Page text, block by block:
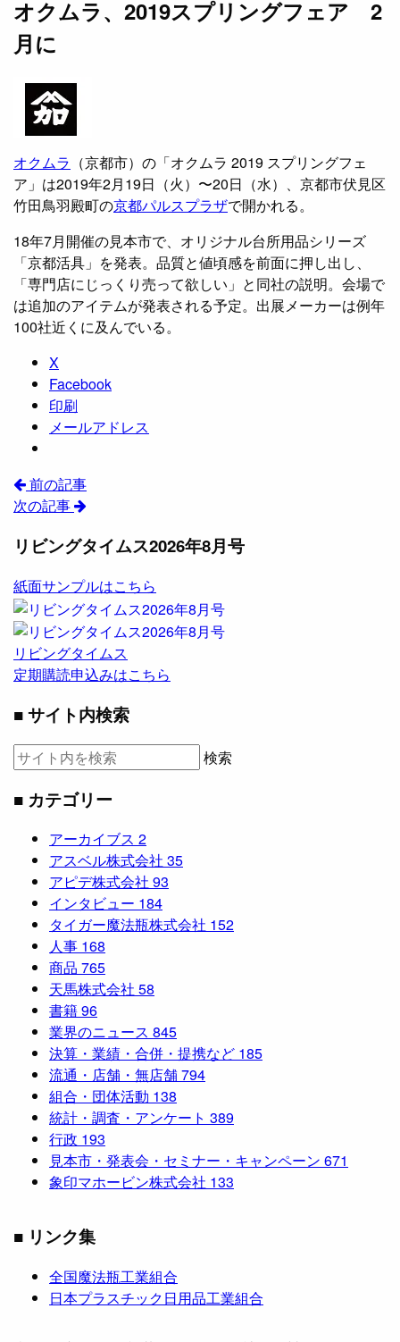
オクムラ、2019スプリングフェア 2
月に
オクムラ （京都市）の「オクムラ 2019 スプリングフェ
ア」は2019年2月19日（火）〜20日（水）、京都市伏見区
竹田鳥羽殿町の京都パルスプラザで開かれる。
18年7月開催の見本市で、オリジナル台所用品シリーズ
「京都活具」を発表。品質と値頃感を前面に押し出し、
「専門店にじっくり売って欲しい」と同社の説明。会場で
は追加のアイテムが発表される予定。出展メーカーは例年
100社近くに及んでいる。
X
Facebook
印刷
メールアドレス
前の記事
次の記事
リビングタイムス2026年8月号
紙面サンプルはこちら
リビングタイムス
定期購読申込みはこちら
■ サイト内検索
検索
■ カテゴリー
アーカイブス 2
アスベル株式会社 35
アピデ株式会社 93
インタビュー 184
タイガー魔法瓶株式会社 152
人事 168
商品 765
天馬株式会社 58
書籍96
業界のニュース 845
決算・業績・合併・提携など 185
流通・店舗・無店舗794
組合・団体活動 138
統計・調査・アンケート 389
行政 193
見本市・発表会・セミナー・キャンペーン 671
象印マホービン株式会社 133
■ リンク集
全国魔法瓶工業組合
日本プラスチック日用品工業組合